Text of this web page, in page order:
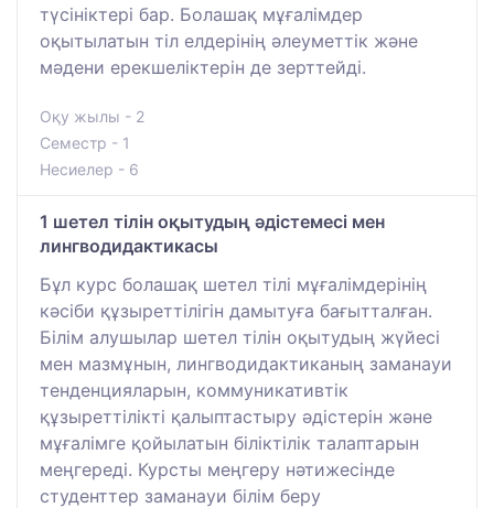
түсініктері бар. Болашақ мұғалімдер
оқытылатын тіл елдерінің әлеуметтік және
мәдени ерекшеліктерін де зерттейді.
Оқу жылы - 2
Семестр - 1
Несиелер - 6
1 шетел тілін оқытудың әдістемесі мен
лингводидактикасы
Бұл курс болашақ шетел тілі мұғалімдерінің
кәсіби құзыреттілігін дамытуға бағытталған.
Білім алушылар шетел тілін оқытудың жүйесі
мен мазмұнын, лингводидактиканың заманауи
тенденцияларын, коммуникативтік
құзыреттілікті қалыптастыру әдістерін және
мұғалімге қойылатын біліктілік талаптарын
меңгереді. Курсты меңгеру нәтижесінде
студенттер заманауи білім беру